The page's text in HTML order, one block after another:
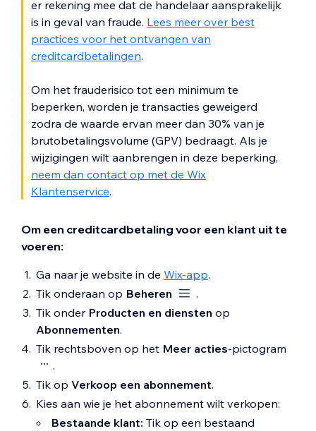
er rekening mee dat de handelaar aansprakelijk
is in geval van fraude. Lees meer over best
practices voor het ontvangen van
creditcardbetalingen.
Om het frauderisico tot een minimum te
beperken, worden je transacties geweigerd
zodra de waarde ervan meer dan 30% van je
brutobetalingsvolume (GPV) bedraagt. Als je
wijzigingen wilt aanbrengen in deze beperking,
neem dan contact op met de Wix
Klantenservice.
Om een creditcardbetaling voor een klant uit te
voeren:
Ga naar je website in de Wix-app.
Tik onderaan op Beheren
.
Tik onder Producten en diensten op
Abonnementen.
Tik rechtsboven op het Meer acties-pictogram
.
Tik op Verkoop een abonnement.
Kies aan wie je het abonnement wilt verkopen:
Bestaande klant: Tik op een bestaand